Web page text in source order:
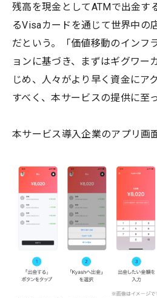
残高を現金としてATMで出金す
るVisaカードを通じて世界中の
だという。「価値移動のインフ
ョンに基づき、まずはギグワー
じめ、人々がより早く資金にア
すべく、本サービスの提供に至
本サービス導入企業のアプリ画